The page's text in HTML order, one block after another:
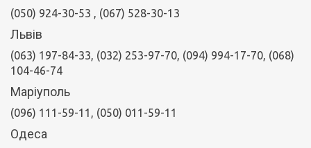
(050) 924-30-53 , (067) 528-30-13
Львів
(063) 197-84-33, (032) 253-97-70, (094) 994-17-70, (068)
104-46-74
Маріуполь
(096) 111-59-11, (050) 011-59-11
Одеса